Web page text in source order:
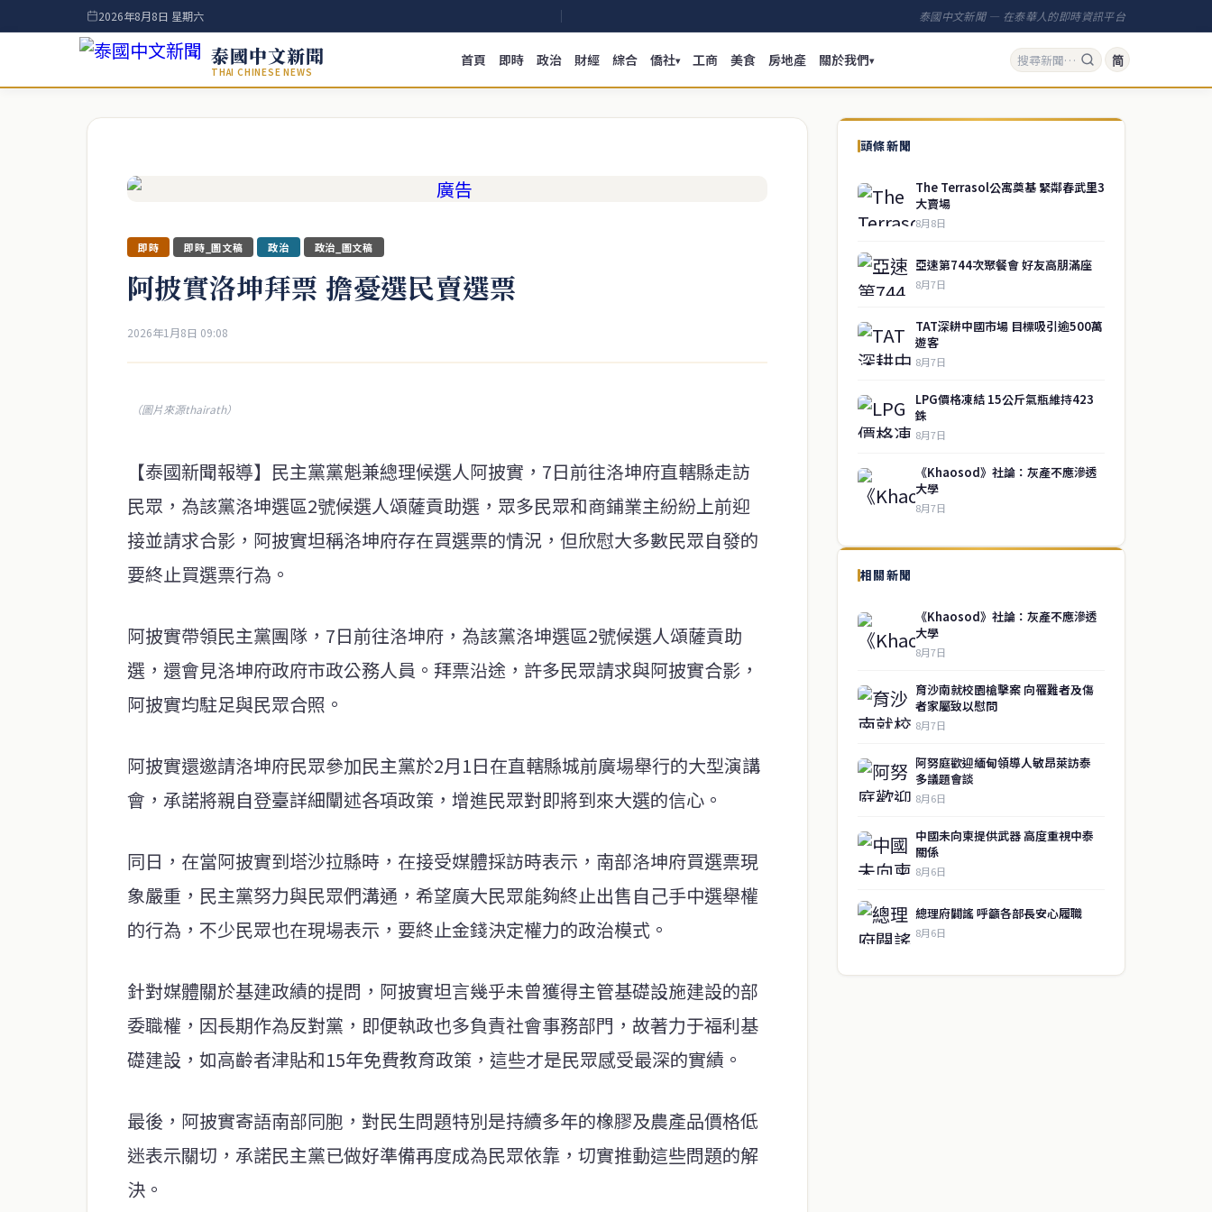
2026年8月8日 星期六 泰國中文新聞 — 在泰華人的即時資訊平台
泰國中文新聞
THAI CHINESE NEWS
首頁 即時 政治 財經 綜合 僑社▾ 工商 美食 房地產 關於我們▾ 简
即時 即時_圖文稿 政治 政治_圖文稿
阿披實洛坤拜票 擔憂選民賣選票
2026年1月8日 09:08
（圖片來源thairath）
【泰國新聞報導】民主黨黨魁兼總理候選人阿披實，7日前往洛坤府直轄縣走訪
民眾，為該黨洛坤選區2號候選人頌薩貢助選，眾多民眾和商鋪業主紛紛上前迎
接並請求合影，阿披實坦稱洛坤府存在買選票的情況，但欣慰大多數民眾自發的
要終止買選票行為。
阿披實帶領民主黨團隊，7日前往洛坤府，為該黨洛坤選區2號候選人頌薩貢助
選，還會見洛坤府政府市政公務人員。拜票沿途，許多民眾請求與阿披實合影，
阿披實均駐足與民眾合照。
阿披實還邀請洛坤府民眾參加民主黨於2月1日在直轄縣城前廣場舉行的大型演講
會，承諾將親自登臺詳細闡述各項政策，增進民眾對即將到來大選的信心。
同日，在當阿披實到塔沙拉縣時，在接受媒體採訪時表示，南部洛坤府買選票現
象嚴重，民主黨努力與民眾們溝通，希望廣大民眾能夠終止出售自己手中選舉權
的行為，不少民眾也在現場表示，要終止金錢決定權力的政治模式。
針對媒體關於基建政績的提問，阿披實坦言幾乎未曾獲得主管基礎設施建設的部
委職權，因長期作為反對黨，即便執政也多負責社會事務部門，故著力于福利基
礎建設，如高齡者津貼和15年免費教育政策，這些才是民眾感受最深的實績。
最後，阿披實寄語南部同胞，對民生問題特別是持續多年的橡膠及農產品價格低
迷表示關切，承諾民主黨已做好準備再度成為民眾依靠，切實推動這些問題的解
決。
頭條新聞
The Terrasol公寓奠基 緊鄰春武里3
大賣場
8月8日
亞速第744次聚餐會 好友高朋滿座
8月7日
TAT深耕中國市場 目標吸引逾500萬
遊客
8月7日
LPG價格凍結 15公斤氣瓶維持423
銖
8月7日
《Khaosod》社論：灰產不應滲透
大學
8月7日
相關新聞
《Khaosod》社論：灰產不應滲透
大學
8月7日
育沙南就校園槍擊案 向罹難者及傷
者家屬致以慰問
8月7日
阿努庭歡迎緬甸領導人敏昂萊訪泰
多議題會談
8月6日
中國未向柬提供武器 高度重視中泰
關係
8月6日
總理府闢謠 呼籲各部長安心履職
8月6日